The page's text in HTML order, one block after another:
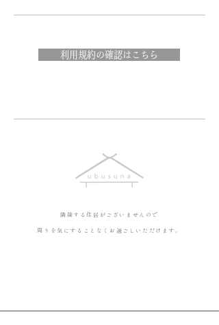
利用規約の確認はこちら
隣接する住居がございませんので
周りを気にすることなくお過ごしいただけます。